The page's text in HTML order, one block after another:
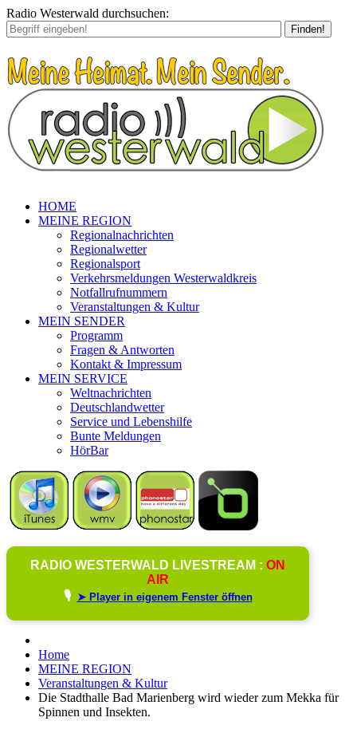
Radio Westerwald durchsuchen:
Finden!
HOME
MEINE REGION
Regionalnachrichten
Regionalwetter
Regionalsport
Verkehrsmeldungen Westerwaldkreis
Notfallrufnummern
Veranstaltungen & Kultur
MEIN SENDER
Programm
Fragen & Antworten
Kontakt & Impressum
MEIN SERVICE
Weltnachrichten
Deutschlandwetter
Service und Lebenshilfe
Bunte Meldungen
HörBar
RADIO WESTERWALD LIVESTREAM : ON
AIR
🎙️ ➤ Player in eigenem Fenster öffnen
Home
MEINE REGION
Veranstaltungen & Kultur
Die Stadthalle Bad Marienberg wird wieder zum Mekka für
Spinnen und Insekten.